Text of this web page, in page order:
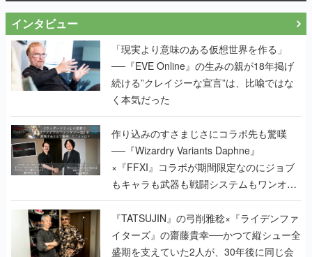
インタビュー
「現実より意味のある仮想世界を作る」
──『EVE Online』の生みの親が18年掲げ
続ける”クレイジーな宣言”は、比喩ではな
く本気だった
作り込みのすさまじさにコラボ先も驚嘆
──『Wizardry Variants Daphne』
×『FFXI』コラボが期間限定なのにジョブ
もキャラも武器も戦闘システムもワンオフ
で作り込まれた理由を両ディレクターに聞
く
『TATSUJIN』の弓削雅稔×『ライデンファ
イターズ』の齋藤貴幸──かつて縦シュー全
盛期を支えていた2人が、30年後に同じ会